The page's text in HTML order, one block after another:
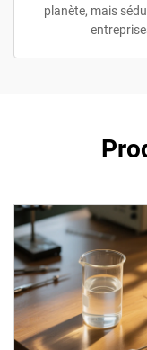
planète, mais